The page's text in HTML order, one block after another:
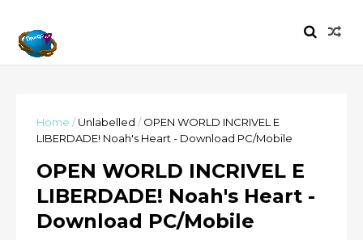
Home /Unlabelled / OPEN WORLD INCRIVEL E
LIBERDADE! Noah's Heart - Download PC/Mobile
OPEN WORLD INCRIVEL E
LIBERDADE! Noah's Heart -
Download PC/Mobile